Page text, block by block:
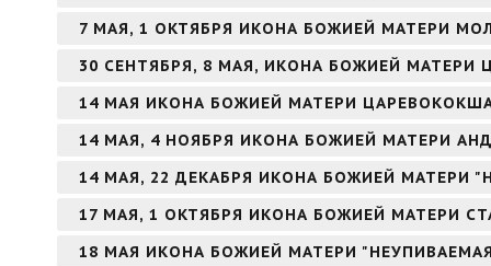
7 МАЯ, 1 ОКТЯБРЯ ИКОНА БОЖИЕЙ МАТЕРИ
30 СЕНТЯБРЯ, 8 МАЯ, ИКОНА БОЖИЕЙ МАТЕРИ
14 МАЯ ИКОНА БОЖИЕЙ МАТЕРИ
14 МАЯ, 4 НОЯБРЯ ИКОНА БОЖИЕЙ МАТЕРИ
14 МАЯ, 22 ДЕКАБРЯ ИКОНА БОЖИЕЙ МАТЕРИ
17 МАЯ, 1 ОКТЯБРЯ ИКОНА БОЖИЕЙ МАТЕРИ
18 МАЯ ИКОНА БОЖИЕЙ МАТЕРИ